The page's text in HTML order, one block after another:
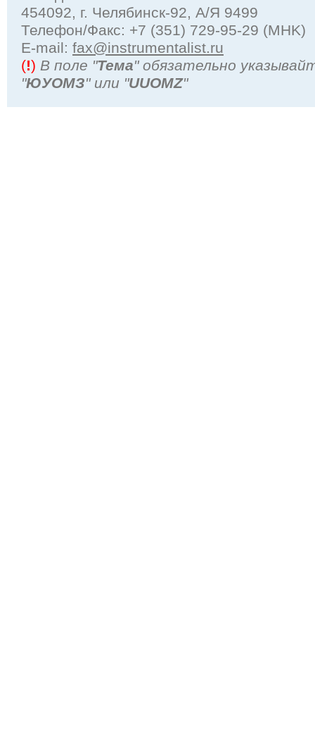
454092, г. Челябинск-92, А/Я 9499
Телефон/Факс: +7 (351) 729-95-29 (MHK)
Е-mail: fax@instrumentalist.ru
(!) В поле "Тема" обязательно
"ЮУОМЗ" или "UUOMZ"